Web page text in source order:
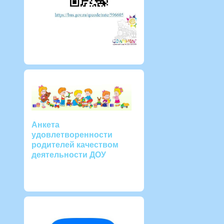
Анкета
удовлетворенности
родителей качеством
деятельности ДОУ